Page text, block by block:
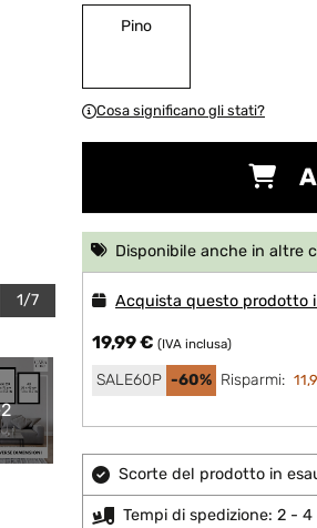
1/7
Pino
Cosa significano gli stati?
Disponibile anche in altre
Acquista questo prodotto
19,99 € (IVA inclusa)
SALE60P -60% Risparmi:
Scorte del prodotto in
Tempi di spedizione: 2 - 4